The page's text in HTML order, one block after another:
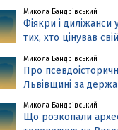
Микола Бандрівський
Фіякри і диліжанси
тих, хто цінував
Микола Бандрівський
Про
Львівщині за
Микола Бандрівський
Що розкопали